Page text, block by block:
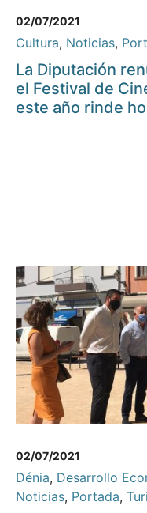
02/07/2021
Cultura, Noticias,
La Diputación
el Festival de
este año rinde
02/07/2021
Dénia, Desarrollo
Noticias, Portada,